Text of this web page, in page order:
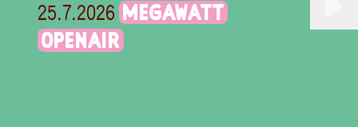
25.7.2026MEGAWATT
OPENAIR